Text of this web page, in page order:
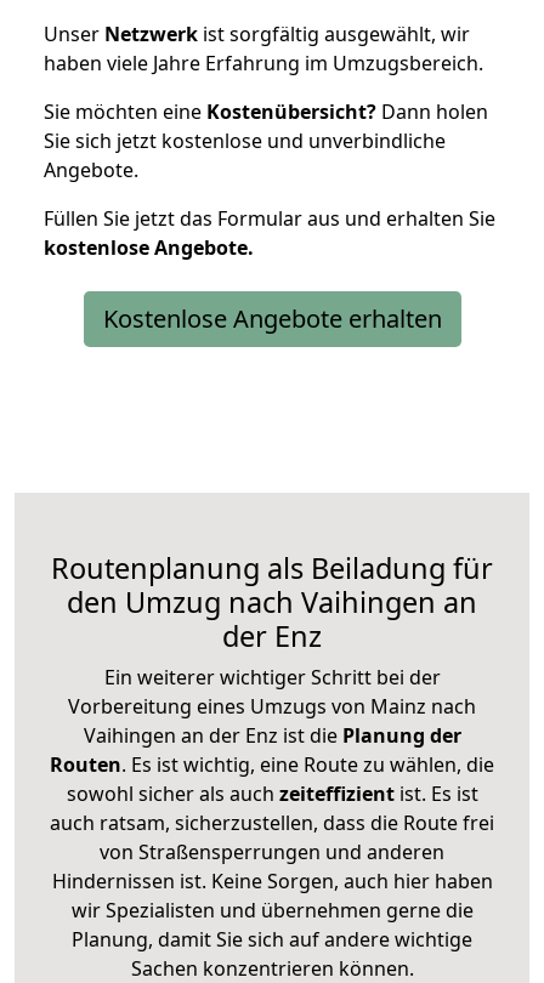
Unser Netzwerk ist sorgfältig ausgewählt, wir
haben viele Jahre Erfahrung im Umzugsbereich.
Sie möchten eine Kostenübersicht? Dann holen
Sie sich jetzt kostenlose und unverbindliche
Angebote.
Füllen Sie jetzt das Formular aus und erhalten Sie
kostenloseAngebote.
Kostenlose Angebote erhalten
Routenplanung als Beiladung für
den Umzug nach Vaihingen an
der Enz
Ein weiterer wichtiger Schritt bei der
Vorbereitung eines Umzugs von Mainz nach
Vaihingen an der Enz ist diePlanung der
Routen. Es ist wichtig, eine Route zu wählen, die
sowohl sicher als auch zeiteffizientist. Es ist
auch ratsam, sicherzustellen, dass die Route frei
von Straßensperrungen und anderen
Hindernissen ist. Keine Sorgen, auch hier haben
wir Spezialisten und übernehmen gerne die
Planung, damit Sie sich auf andere wichtige
Sachen konzentrieren können.